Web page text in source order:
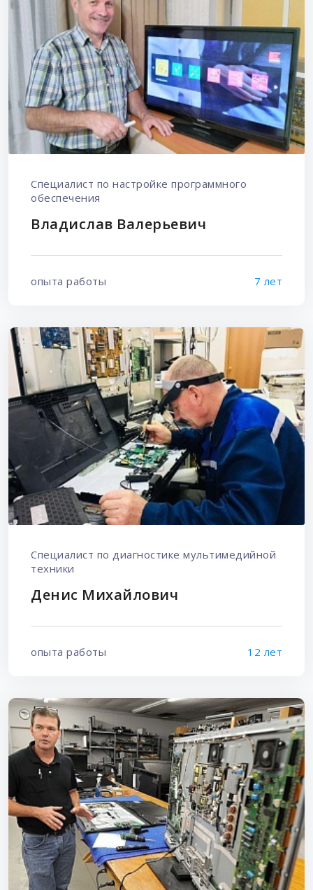
Специалист по настройке программного
обеспечения
Владислав Валерьевич
опыта работы 7 лет
Специалист по диагностике мультимедийной
техники
Денис Михайлович
опыта работы 12 лет